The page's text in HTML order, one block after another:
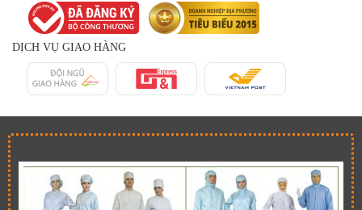
DỊCH VỤ GIAO HÀNG